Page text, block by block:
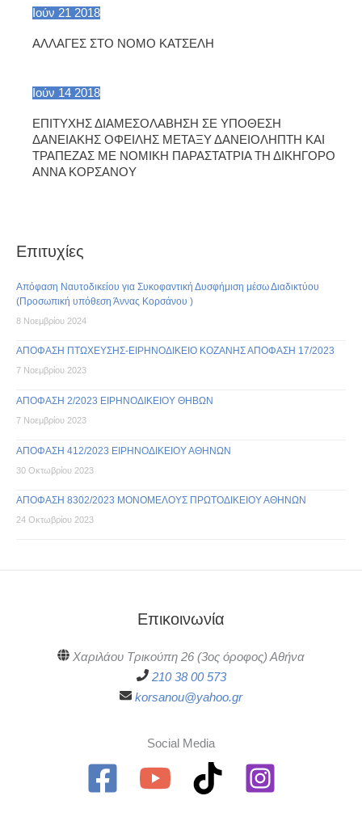
Ιούν 21 2018
ΑΛΛΑΓΕΣ ΣΤΟ ΝΟΜΟ ΚΑΤΣΕΛΗ
Ιούν 14 2018
ΕΠΙΤΥΧΗΣ ΔΙΑΜΕΣΟΛΑΒΗΣΗ ΣΕ ΥΠΟΘΕΣΗ
ΔΑΝΕΙΑΚΗΣ ΟΦΕΙΛΗΣ ΜΕΤΑΞΥ ΔΑΝΕΙΟΛΗΠΤΗ ΚΑΙ
ΤΡΑΠΕΖΑΣ ΜΕ ΝΟΜΙΚΗ ΠΑΡΑΣΤΑΤΡΙΑ ΤΗ ΔΙΚΗΓΟΡΟ
ΑΝΝΑ ΚΟΡΣΑΝΟΥ
Επιτυχίες
Απόφαση Ναυτοδικείου για Συκοφαντική Δυσφήμιση μέσω Διαδικτύου
(Προσωπική υπόθεση Άννας Κορσάνου )
8 Νοεμβρίου 2024
ΑΠΟΦΑΣΗ ΠΤΩΧΕΥΣΗΣ-ΕΙΡΗΝΟΔΙΚΕΙΟ ΚΟΖΑΝΗΣ ΑΠΟΦΑΣΗ 17/2023
7 Νοεμβρίου 2023
ΑΠΟΦΑΣΗ 2/2023 ΕΙΡΗΝΟΔΙΚΕΙΟΥ ΘΗΒΩΝ
7 Νοεμβρίου 2023
ΑΠΟΦΑΣΗ 412/2023 ΕΙΡΗΝΟΔΙΚΕΙΟΥ ΑΘΗΝΩΝ
30 Οκτωβρίου 2023
ΑΠΟΦΑΣΗ 8302/2023 ΜΟΝΟΜΕΛΟΥΣ ΠΡΩΤΟΔΙΚΕΙΟΥ ΑΘΗΝΩΝ
24 Οκτωβρίου 2023
Επικοινωνία
Χαριλάου Τρικούπη 26 (3ος όροφος) Αθήνα
210 38 00 573
korsanou@yahoo.gr
Social Media